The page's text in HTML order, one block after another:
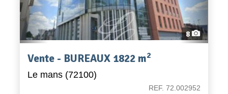
8
Vente - BUREAUX 1822 m2
Le mans (72100)
REF. 72.002952